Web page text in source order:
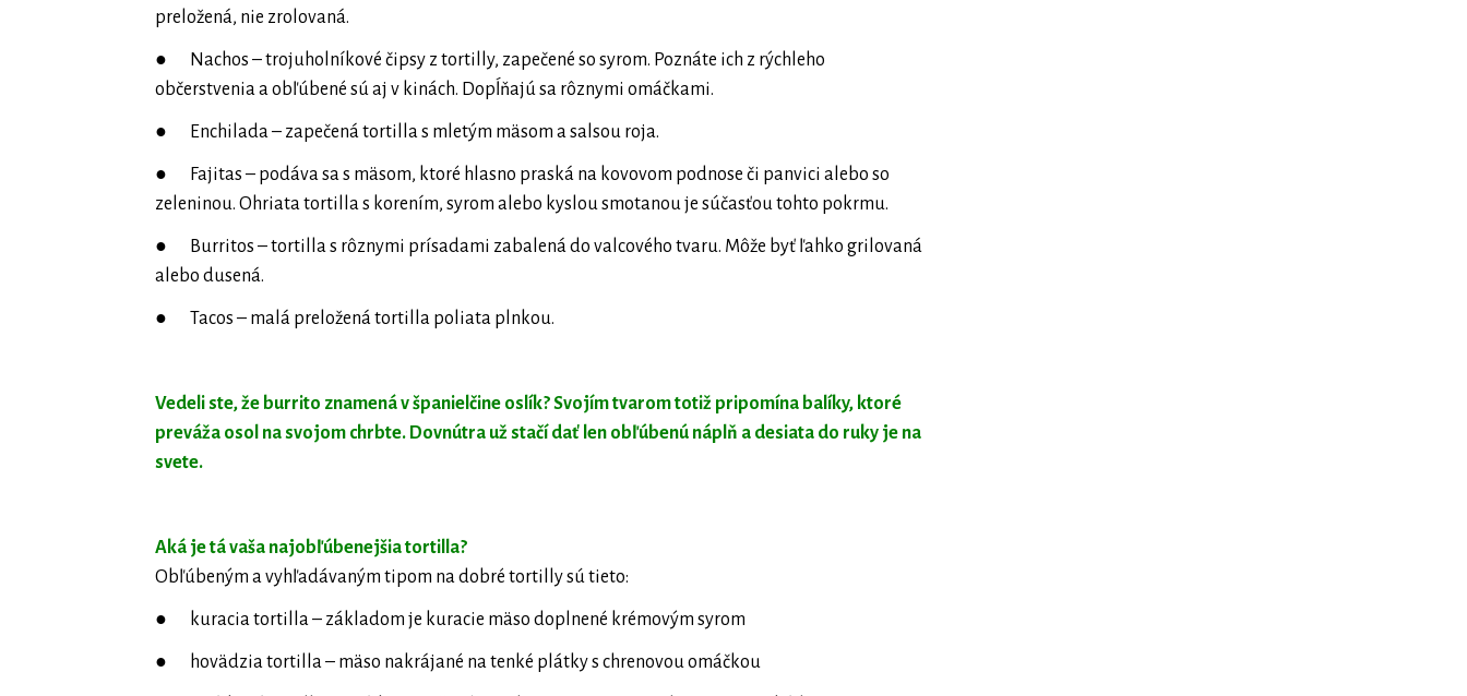
preložená, nie zrolovaná.
● Nachos – trojuholníkové čipsy z tortilly, zapečené so syrom. Poznáte ich z rýchleho
občerstvenia a obľúbené sú aj v kinách. Dopĺňajú sa rôznymi omáčkami.
● Enchilada – zapečená tortilla s mletým mäsom a salsou roja.
● Fajitas – podáva sa s mäsom, ktoré hlasno praská na kovovom podnose či panvici alebo so
zeleninou. Ohriata tortilla s korením, syrom alebo kyslou smotanou je súčasťou tohto pokrmu.
● Burritos – tortilla s rôznymi prísadami zabalená do valcového tvaru. Môže byť ľahko grilovaná
alebo dusená.
● Tacos – malá preložená tortilla poliata plnkou.
Vedeli ste, že burrito znamená v španielčine oslík? Svojím tvarom totiž pripomína balíky, ktoré
preváža osol na svojom chrbte. Dovnútra už stačí dať len obľúbenú náplň a desiata do ruky je na
svete.
Aká je tá vaša najobľúbenejšia tortilla?
Obľúbeným a vyhľadávaným tipom na dobré tortilly sú tieto:
● kuracia tortilla – základom je kuracie mäso doplnené krémovým syrom
● hovädzia tortilla – mäso nakrájané na tenké plátky s chrenovou omáčkou